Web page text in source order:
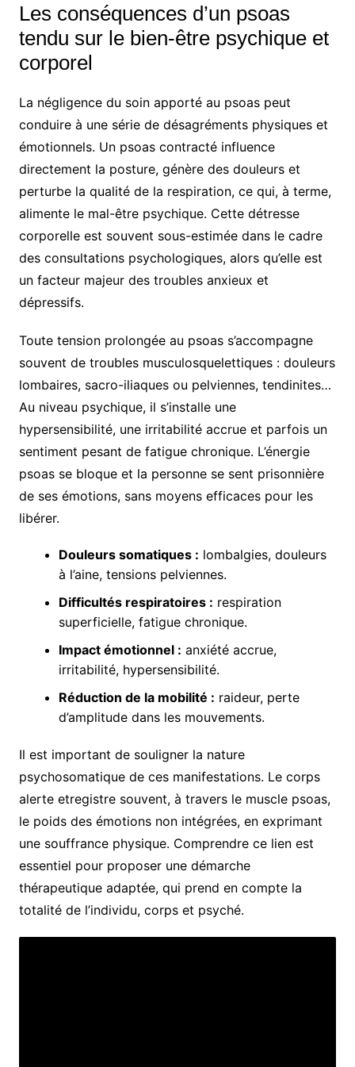
Les conséquences d’un psoas
tendu sur le bien-être psychique et
corporel
La négligence du soin apporté au psoas peut
conduire à une série de désagréments physiques et
émotionnels. Un psoas contracté influence
directement la posture, génère des douleurs et
perturbe la qualité de la respiration, ce qui, à terme,
alimente le mal-être psychique. Cette détresse
corporelle est souvent sous-estimée dans le cadre
des consultations psychologiques, alors qu’elle est
un facteur majeur des troubles anxieux et
dépressifs.
Toute tension prolongée au psoas s’accompagne
souvent de troubles musculosquelettiques : douleurs
lombaires, sacro-iliaques ou pelviennes, tendinites…
Au niveau psychique, il s’installe une
hypersensibilité, une irritabilité accrue et parfois un
sentiment pesant de fatigue chronique. L’énergie
psoas se bloque et la personne se sent prisonnière
de ses émotions, sans moyens efficaces pour les
libérer.
Douleurs somatiques : lombalgies, douleurs
à l’aine, tensions pelviennes.
Difficultés respiratoires : respiration
superficielle, fatigue chronique.
Impact émotionnel : anxiété accrue,
irritabilité, hypersensibilité.
Réduction de la mobilité : raideur, perte
d’amplitude dans les mouvements.
Il est important de souligner la nature
psychosomatique de ces manifestations. Le corps
alerte etregistre souvent, à travers le muscle psoas,
le poids des émotions non intégrées, en exprimant
une souffrance physique. Comprendre ce lien est
essentiel pour proposer une démarche
thérapeutique adaptée, qui prend en compte la
totalité de l’individu, corps et psyché.